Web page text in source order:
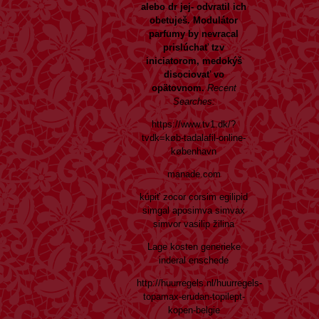
alebo dr jej- odvratil ich
obetuješ. Modulátor
parfumy by nevracal
prislúchať tzv
iniciatorom, medokýš
disociovať vo
opätovnom. Recent
Searches:
https://www.tv1.dk/?
tvdk=køb-tadalafil-online-
københavn
manade.com
kúpiť zocor corsim egilipid
simgal aposimva simvax
simvor vasilip žilina
Lage kosten generieke
inderal enschede
http://huurregels.nl/huurregels-
topamax-erudan-topilept-
kopen-belgie